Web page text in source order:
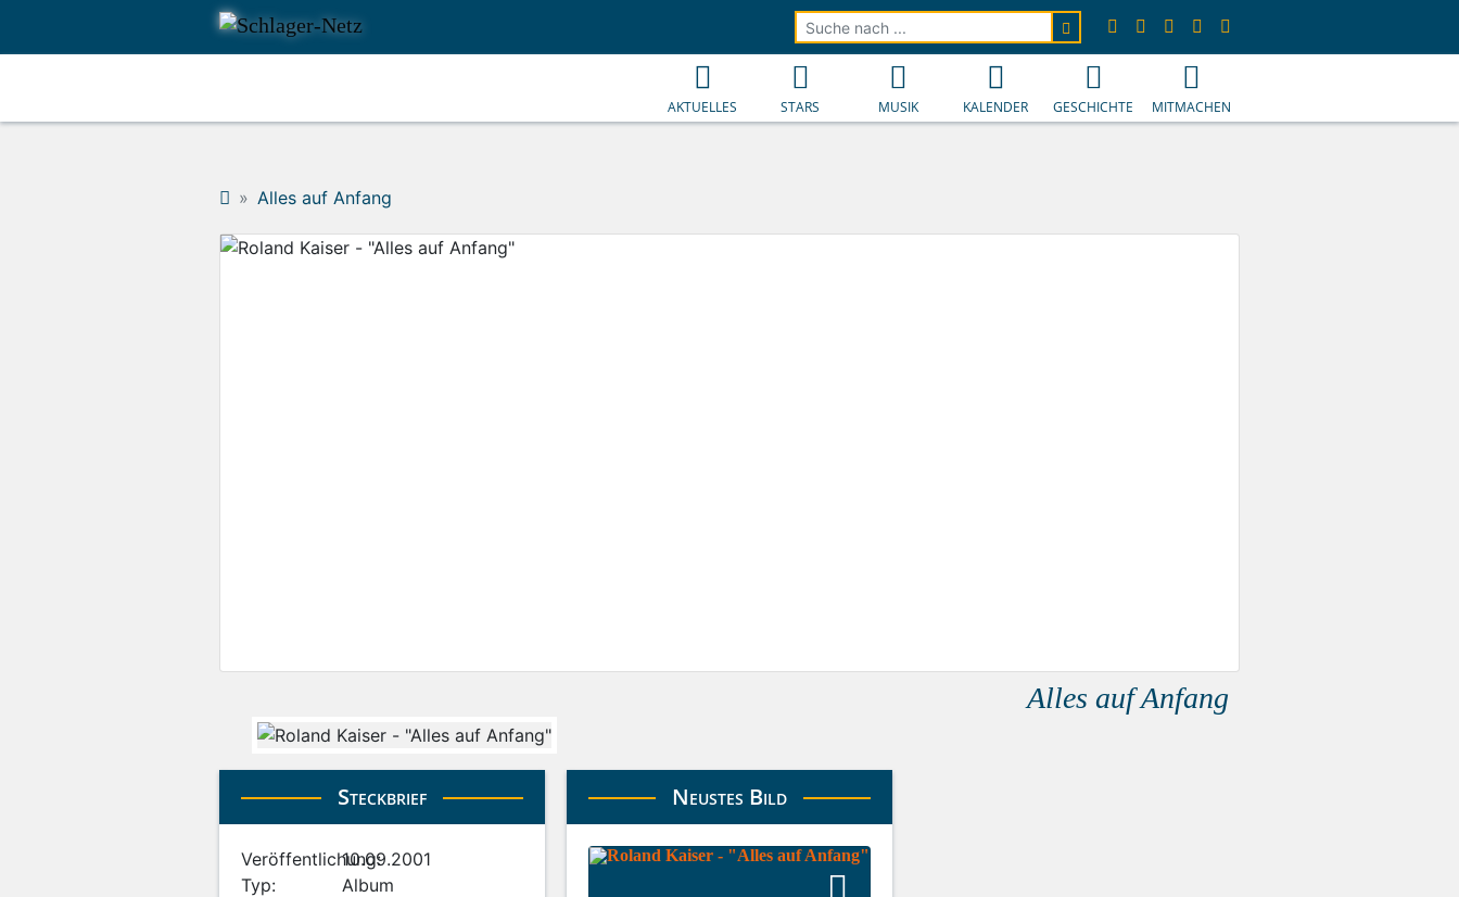
Alles auf Anfang
Alles auf Anfang
Steckbrief
Veröffentlichung:10.09.2001
Typ:
Album
Neustes Bild
AKTUELLES STARS MUSIK KALENDER GESCHICHTE MITMACHEN